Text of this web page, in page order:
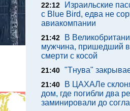
22:12
Израильские
с Blue Bird, едва не
авиакомпании
21:42
В
мужчина, пришедший в
смерти с косой
21:40 "Тнува"
21:40
В ЦАХАЛе
дом, где погибли два
заминировали до